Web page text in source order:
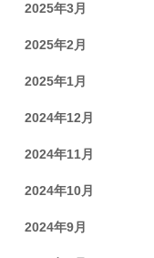
2025年3月
2025年2月
2025年1月
2024年12月
2024年11月
2024年10月
2024年9月